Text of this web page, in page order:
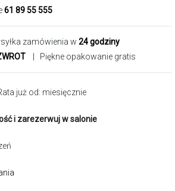
61 89 55 555
zamówienia w 24 godziny
| Piękne opakowanie gratis
już od: miesięcznie
i zarezerwuj w salonie